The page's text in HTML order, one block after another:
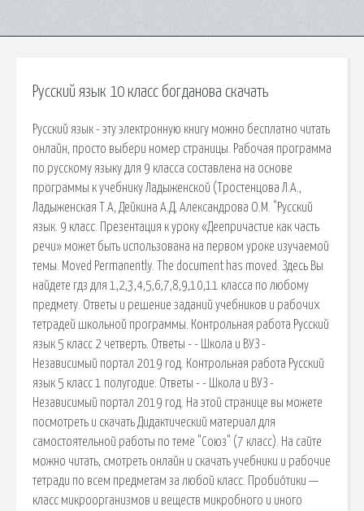
Русский язык 10 класс богданова скачать
Русский язык - эту электронную книгу можно бесплатно читать
онлайн, просто выбери номер страницы. Рабочая программа
по русскому языку для 9 класса составлена на основе
программы к учебнику Ладыженской (Тростенцова Л.А.,
Ладыженская Т.А, Дейкина А.Д, Александрова О.М. "Русский
язык. 9 класс. Презентация к уроку «Деепричастие как часть
речи» может быть использована на первом уроке изучаемой
темы. Moved Permanently. The document has moved. Здесь Вы
найдете гдз для 1,2,3,4,5,6,7,8,9,10,11 класса по любому
предмету. Ответы и решение заданий учебников и рабочих
тетрадей школьной программы. Контрольная работа Русский
язык 5 класс 2 четверть. Ответы - - Школа и ВУЗ -
Независимый портал 2019 год. Контрольная работа Русский
язык 5 класс 1 полугодие. Ответы - - Школа и ВУЗ -
Независимый портал 2019 год. На этой странице вы можете
посмотреть и скачать Дидактический материал для
самостоятельной работы по теме "Союз" (7 класс). На сайте
можно читать, смотреть онлайн и скачать учебники и рабочие
тетради по всем предметам за любой класс. Пробио́тики —
класс микроорганизмов и веществ микробного и иного